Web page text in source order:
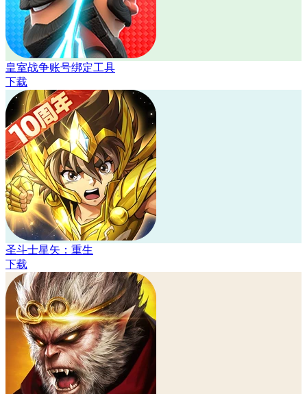
皇室战争账号绑定工具
下载
圣斗士星矢：重生
下载